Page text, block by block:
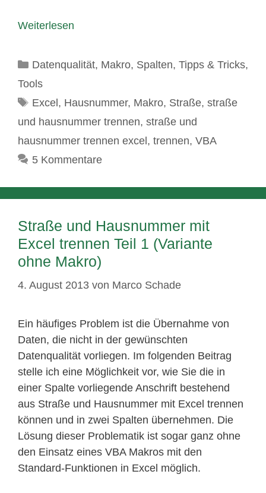
Weiterlesen
Kategorien
Datenqualität, Makro, Spalten, Tipps & Tricks,
Tools
Schlagwörter
Excel , Hausnummer, Makro, Straße, straße
und hausnummer trennen, straße und
hausnummer trennen excel , trennen, VBA
5 Kommentare
Straße und Hausnummer mit
Excel trennen Teil 1 (Variante
ohne Makro)
4. August 2013 von Marco Schade
Ein häufiges Problem ist die Übernahme von
Daten, die nicht in der gewünschten
Datenqualität vorliegen. Im folgenden Beitrag
stelle ich eine Möglichkeit vor, wie Sie die in
einer Spalte vorliegende Anschrift bestehend
aus Straße und Hausnummer mit Excel trennen
können und in zwei Spalten übernehmen. Die
Lösung dieser Problematik ist sogar ganz ohne
den Einsatz eines VBA Makros mit den
Standard-Funktionen in Excel möglich.